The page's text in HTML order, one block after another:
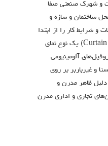
و شهرک صنعتی صفا
ساختمان و سازه و
و شرایط کار را از ابتدا
تا انتها میباشد.نمای کرتین وال (Curtain wall) یک نوع نمای
آلومینیومی
و غیرباربر بر روی
ظاهر مدرن و
تجاری و اداری مدرن